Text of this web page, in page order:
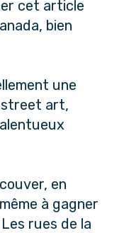
cet article
bien
une
street art,
en
à gagner
rues de la